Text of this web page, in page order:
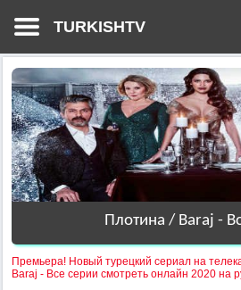
TURKISHTV
Плотина / Baraj -
Премьера! Новый турецкий сериал на
Baraj - Все серии смотреть онлайн 2020 на